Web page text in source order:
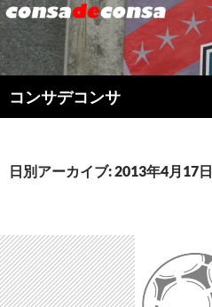
コンサデコンサ
索
ン
キ
ッ
プ
日別アーカイブ: 2013年4月17日